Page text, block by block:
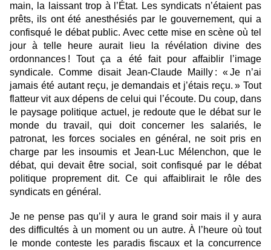
main, la laissant trop à l’État. Les syndicats n’étaient pas
prêts, ils ont été anesthésiés par le gouvernement, qui a
confisqué le débat public. Avec cette mise en scène où tel
jour à telle heure aurait lieu la révélation divine des
ordonnances ! Tout ça a été fait pour affaiblir l’image
syndicale. Comme disait Jean-Claude Mailly : « Je n’ai
jamais été autant reçu, je demandais et j’étais reçu. » Tout
flatteur vit aux dépens de celui qui l’écoute. Du coup, dans
le paysage politique actuel, je redoute que le débat sur le
monde du travail, qui doit concerner les salariés, le
patronat, les forces sociales en général, ne soit pris en
charge par les insoumis et Jean-Luc Mélenchon, que le
débat, qui devait être social, soit confisqué par le débat
politique proprement dit. Ce qui affaiblirait le rôle des
syndicats en général.
Je ne pense pas qu’il y aura le grand soir mais il y aura
des difficultés à un moment ou un autre. À l’heure où tout
le monde conteste les paradis fiscaux et la concurrence